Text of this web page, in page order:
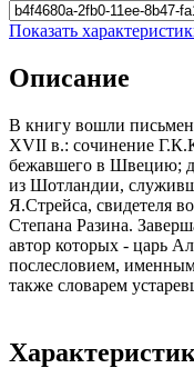
Показать
Описание
В книгу вошли
XVII в.: сочинение
бежавшего в Швецию;
из Шотландии,
Я.Стрейса, свидетеля
Степана Разина.
автор которых - царь
послесловием,
также словарем